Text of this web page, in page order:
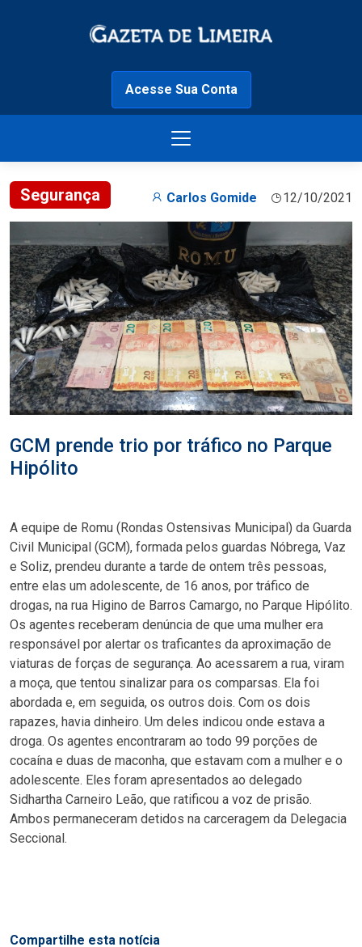
Acesse Sua Conta
Segurança Carlos Gomide 12/10/2021
GCM prende trio por tráfico no Parque
Hipólito
A equipe de Romu (Rondas Ostensivas Municipal) da Guarda
Civil Municipal (GCM), formada pelos guardas Nóbrega, Vaz
e Soliz, prendeu durante a tarde de ontem três pessoas,
entre elas um adolescente, de 16 anos, por tráfico de
drogas, na rua Higino de Barros Camargo, no Parque Hipólito.
Os agentes receberam denúncia de que uma mulher era
responsável por alertar os traficantes da aproximação de
viaturas de forças de segurança. Ao acessarem a rua, viram
a moça, que tentou sinalizar para os comparsas. Ela foi
abordada e, em seguida, os outros dois. Com os dois
rapazes, havia dinheiro. Um deles indicou onde estava a
droga. Os agentes encontraram ao todo 99 porções de
cocaína e duas de maconha, que estavam com a mulher e o
adolescente. Eles foram apresentados ao delegado
Sidhartha Carneiro Leão, que ratificou a voz de prisão.
Ambos permaneceram detidos na carceragem da Delegacia
Seccional.
Compartilhe esta notícia